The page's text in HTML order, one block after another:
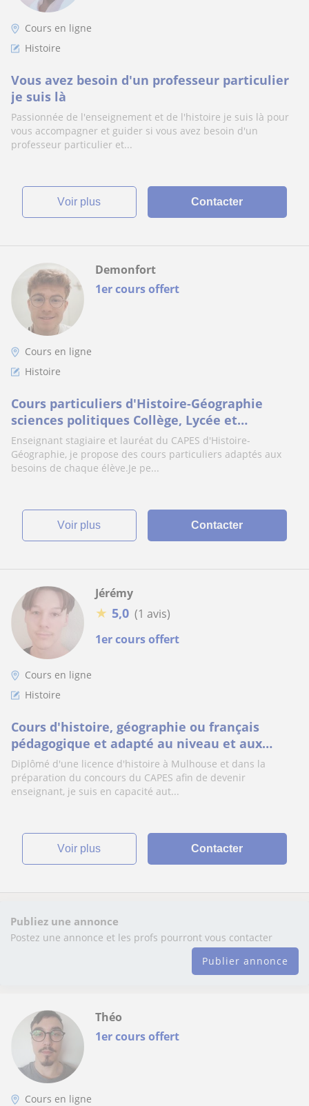
Cours en ligne
Histoire
Vous avez besoin d'un professeur particulier
je suis là
Passionnée de l'enseignement et de l'histoire je suis là pour
vous accompagner et guider si vous avez besoin d'un
professeur particulier et...
voir plus Contacter
1er cours offert
Demonfort
Cours en ligne
Histoire
Cours particuliers d'Histoire-Géographie
sciences politiques Collège, Lycée et
préparation aux examens
Enseignant stagiaire et lauréat du CAPES d'Histoire-
Géographie, je propose des cours particuliers adaptés aux
besoins de chaque élève.Je pe...
voir plus Contacter
1er cours offert
Jérémy
★ 5,0 (1 avis)
Cours en ligne
Histoire
Cours d'histoire, géographie ou français
pédagogique et adapté au niveau et aux
objectifs
Diplômé d'une licence d'histoire à Mulhouse et dans la
préparation du concours du CAPES afin de devenir
enseignant, je suis en capacité aut...
voir plus Contacter
Publiez une annonce
Postez une annonce et les profs pourront vous contacter
Publier annonce
1er cours offert
Théo
Cours en ligne